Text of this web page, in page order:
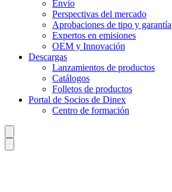
Envío
Perspectivas del mercado
Aprobaciones de tipo y garantía
Expertos en emisiones
OEM y Innovación
Descargas
Lanzamientos de productos
Catálogos
Folletos de productos
Portal de Socios de Dinex
Centro de formación